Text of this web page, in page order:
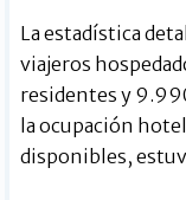
La estadística
viajeros
residentes y
la ocupación
disponibles,